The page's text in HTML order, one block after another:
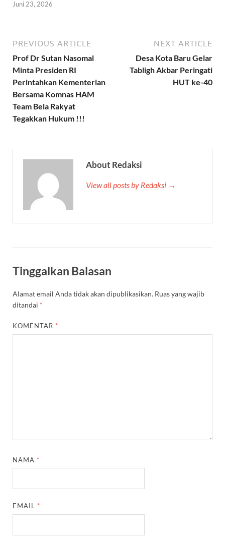
Juni 23, 2026
PREVIOUS ARTICLE
Prof Dr Sutan Nasomal
Minta Presiden RI
Perintahkan Kementerian
Bersama Komnas HAM
Team Bela Rakyat
Tegakkan Hukum !!!
NEXT ARTICLE
Desa Kota Baru Gelar
Tabligh Akbar Peringati
HUT ke-40
About Redaksi
View all posts by Redaksi →
Tinggalkan Balasan
Alamat email Anda tidak akan dipublikasikan. Ruas yang wajib
ditandai *
KOMENTAR *
NAMA *
EMAIL *